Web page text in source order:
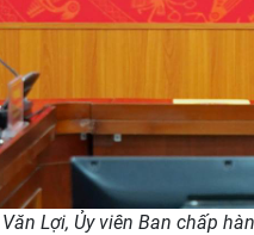
Lợi, Ủy viên Ban chấp